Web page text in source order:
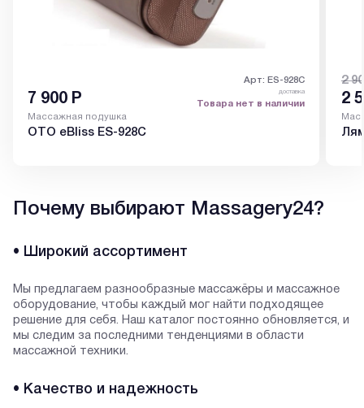
Арт: ES-928C
7 900 Р доставка
Товара нет в наличии
Массажная подушка
OTO eBliss ES-928C
2
2
Почему выбирают Massagery24?
• Широкий ассортимент
Мы предлагаем разнообразные массажёры и массажное
оборудование, чтобы каждый мог найти подходящее
решение для себя. Наш каталог постоянно обновляется, и
мы следим за последними тенденциями в области
массажной техники.
• Качество и надежность